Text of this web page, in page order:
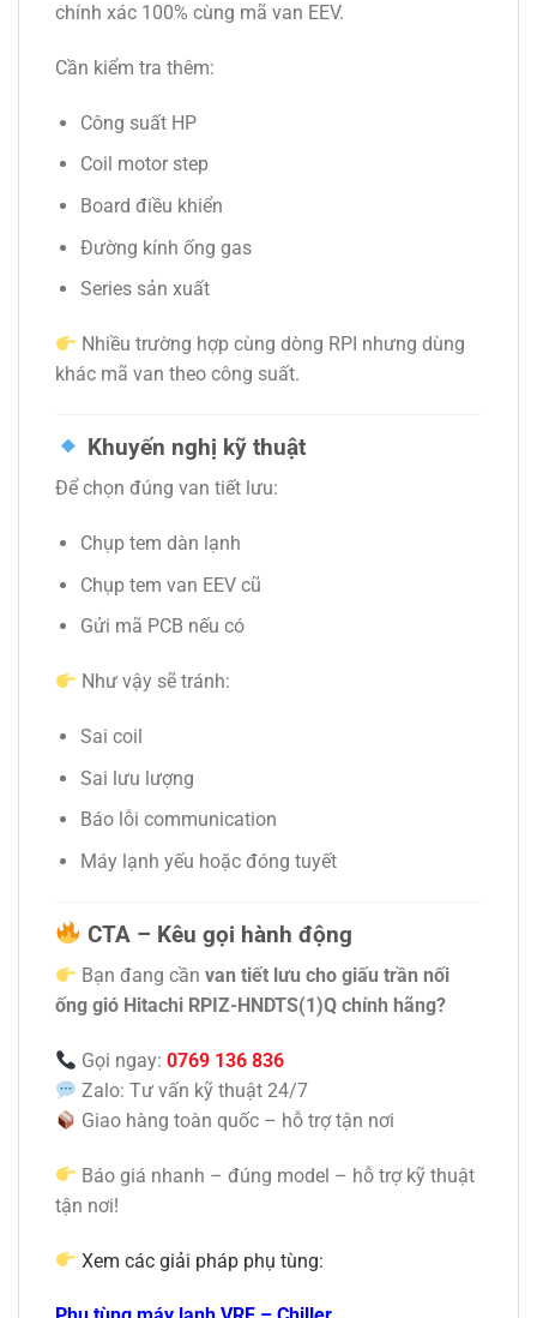
chính xác 100% cùng mã van EEV.
Cần kiểm tra thêm:
Công suất HP
Coil motor step
Board điều khiển
Đường kính ống gas
Series sản xuất
Nhiều trường hợp cùng dòng RPI nhưng dùng
khác mã van theo công suất.
Khuyến nghị kỹ thuật
Để chọn đúng van tiết lưu:
Chụp tem dàn lạnh
Chụp tem van EEV cũ
Gửi mã PCB nếu có
Như vậy sẽ tránh:
Sai coil
Sai lưu lượng
Báo lỗi communication
Máy lạnh yếu hoặc đóng tuyết
CTA – Kêu gọi hành động
Bạn đang cầnvan tiết lưu cho giấu trần nối
ống gió Hitachi RPIZ-HNDTS(1)Q chính hãng?
Gọi ngay:0769 136 836
Zalo: Tư vấn kỹ thuật 24/7
Giao hàng toàn quốc – hỗ trợ tận nơi
Báo giá nhanh – đúng model – hỗ trợ kỹ thuật
tận nơi!
Xem các giải pháp phụ tùng: